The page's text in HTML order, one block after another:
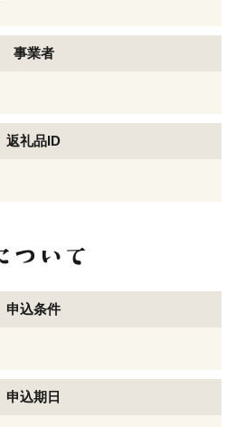
事業者
返礼品ID
申込条件
申込期日